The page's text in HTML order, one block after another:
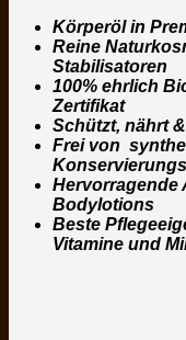
Körperöl in
Reine
Stabilisatoren
100% ehrlich
Zertifikat
Schützt, nährt
Frei von
Hervorragende
Bodylotions
Beste
Vitamine und